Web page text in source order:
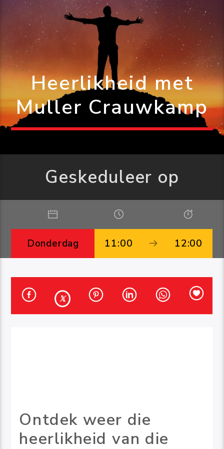
Heerlikheid met
Muller Crauwkamp
Geskeduleer op
Donderdag 11:00 12:00
Ontdek weer die
heerlikheid van die